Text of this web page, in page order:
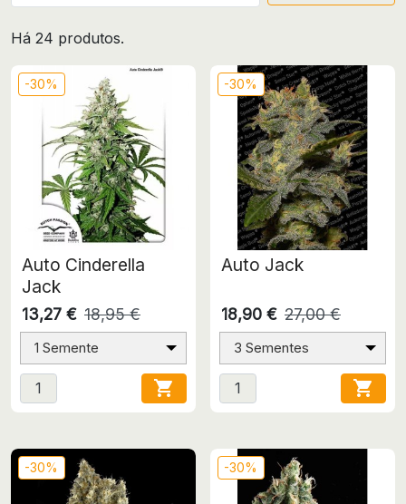
Há 24 produtos.
-30%
Auto Cinderella
Jack
13,27 € 18,95 €
1 Semente

-30%
Auto Jack
18,90 € 27,00 €
3 Sementes

-30% -30%